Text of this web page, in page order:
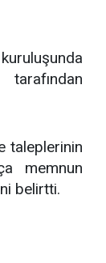
taleplerinin
memnun
belirtti.